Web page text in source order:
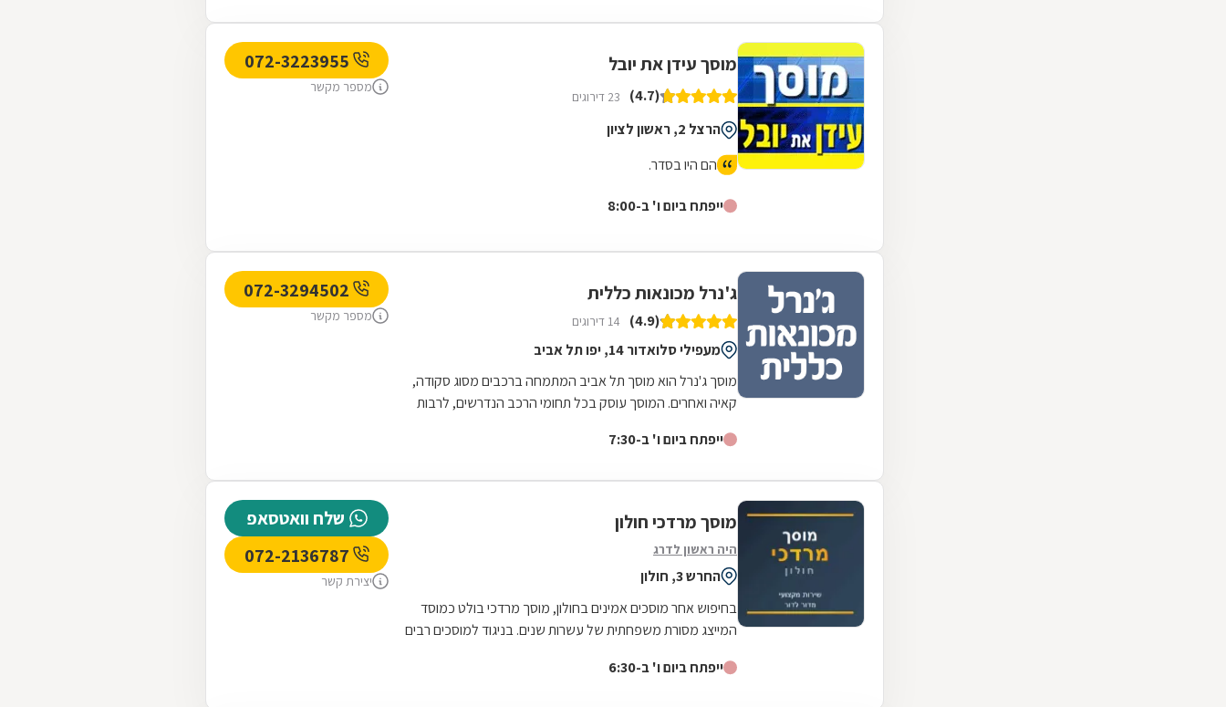
מוסך עידן את יובל
(4.7) 23 דירוגים
הרצל 2, ראשון לציון
הם היו בסדר.
ייפתח ביום ו' ב-8:00
מספר מקשר
ג'נרל מכונאות כללית
(4.9) 14 דירוגים
מעפילי סלואדור 14, יפו תל אביב
מוסך ג'נרל הוא מוסך תל אביב המתמחה ברכבים מסוג סקודה,
קאיה ואחרים. המוסך עוסק בכל תחומי הרכב הנדרשים, לרבות
ייפתח ביום ו' ב-7:30
מספר מקשר
מוסך מרדכי חולון
היה ראשון לדרג
החרש 3, חולון
בחיפוש אחר מוסכים אמינים בחולון, מוסך מרדכי בולט כמוסד
המייצג מסורת משפחתית של עשרות שנים. בניגוד למוסכים רבים
ייפתח ביום ו' ב-6:30
שלח וואטסאפ
יצירת קשר